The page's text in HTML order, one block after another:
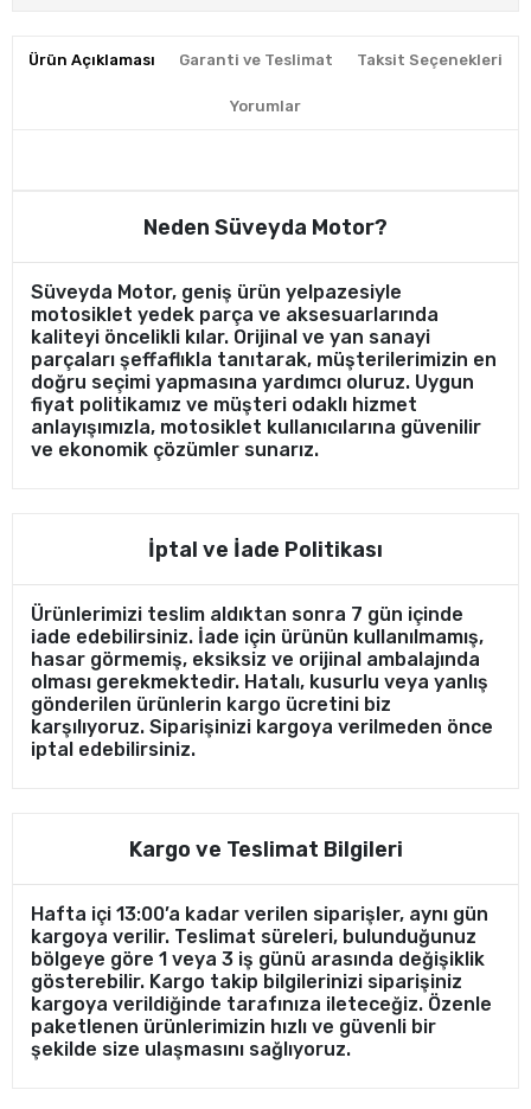
Ürün Açıklaması Garanti ve Teslimat Taksit Seçenekleri
Yorumlar
Neden Süveyda Motor?
Süveyda Motor, geniş ürün yelpazesiyle
motosiklet yedek parça ve aksesuarlarında
kaliteyi öncelikli kılar. Orijinal ve yan sanayi
parçaları şeffaflıkla tanıtarak, müşterilerimizin en
doğru seçimi yapmasına yardımcı oluruz. Uygun
fiyat politikamız ve müşteri odaklı hizmet
anlayışımızla, motosiklet kullanıcılarına güvenilir
ve ekonomik çözümler sunarız.
İptal ve İade Politikası
Ürünlerimizi teslim aldıktan sonra 7 gün içinde
iade edebilirsiniz. İade için ürünün kullanılmamış,
hasar görmemiş, eksiksiz ve orijinal ambalajında
olması gerekmektedir. Hatalı, kusurlu veya yanlış
gönderilen ürünlerin kargo ücretini biz
karşılıyoruz. Siparişinizi kargoya verilmeden önce
iptal edebilirsiniz.
Kargo ve Teslimat Bilgileri
Hafta içi 13:00’a kadar verilen siparişler, aynı gün
kargoya verilir. Teslimat süreleri, bulunduğunuz
bölgeye göre 1 veya 3 iş günü arasında değişiklik
gösterebilir. Kargo takip bilgilerinizi siparişiniz
kargoya verildiğinde tarafınıza ileteceğiz. Özenle
paketlenen ürünlerimizin hızlı ve güvenli bir
şekilde size ulaşmasını sağlıyoruz.